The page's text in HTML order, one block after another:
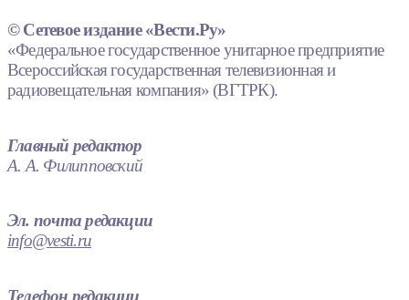
© Сетевое издание «Вести.Ру»
«Федеральное государственное унитарное предприятие
Всероссийская государственная телевизионная и
радиовещательная компания» (ВГТРК).
Главный редактор
А. А. Филипповский
Эл. почта редакции
info@vesti.ru
Телефон редакции